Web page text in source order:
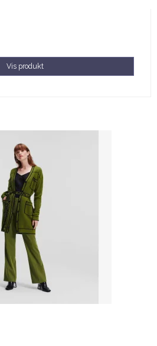
Vis produkt